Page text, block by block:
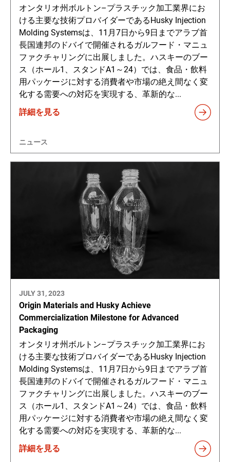
オンタリオ州ボルトン–プラスチック加工業界にお
ける主要な技術プロバイダーであるHusky Injection
Molding Systemsは、11月7日から9日までアラブ首
長国連邦のドバイで開催されるガルフード・マニュ
ファクチャリングに出展しました。ハスキーのブー
ス（ホール1、スタンドA1～24）では、食品・飲料
用パッケージに対する消費者や市場の絶え間なく変
化する需要への対応を実現する、革新的な...
詳細を見る
ニュース
JULY 31, 2023
Origin Materials and Husky Achieve
Commercialization Milestone for Advanced
Packaging
オンタリオ州ボルトン–プラスチック加工業界にお
ける主要な技術プロバイダーであるHusky Injection
Molding Systemsは、11月7日から9日までアラブ首
長国連邦のドバイで開催されるガルフード・マニュ
ファクチャリングに出展しました。ハスキーのブー
ス（ホール1、スタンドA1～24）では、食品・飲料
用パッケージに対する消費者や市場の絶え間なく変
化する需要への対応を実現する、革新的な...
詳細を見る